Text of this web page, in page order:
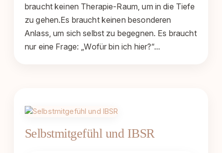
braucht keinen Therapie-Raum, um in die Tiefe
zu gehen.Es braucht keinen besonderen
Anlass, um sich selbst zu begegnen. Es braucht
nur eine Frage: „Wofür bin ich hier?“…
Selbstmitgefühl und IBSR